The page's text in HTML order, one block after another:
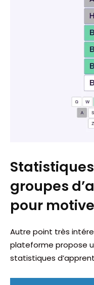
groupes
pour
Autre point très
plateforme propose
statistiques